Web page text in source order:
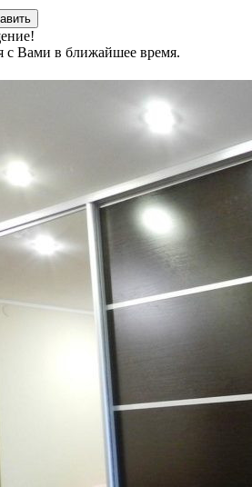
с Вами в ближайшее время.